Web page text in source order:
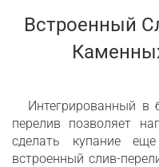
Встроенный
Интегрированный в
перелив позволяет
сделать купание
встроенный слив-